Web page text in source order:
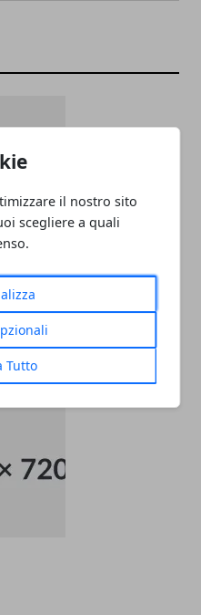
il nostro sito
scegliere a quali
Tutto
ALLE
- OUTLET CASTEL